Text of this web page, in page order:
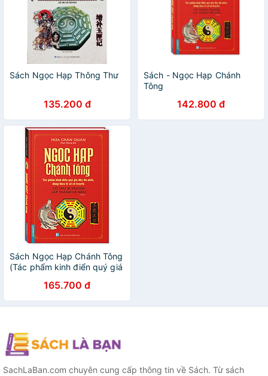
Sách Ngọc Hạp Thông Thư
135.200 đ
Sách - Ngọc Hạp Chánh
Tông
142.800 đ
Sách Ngọc Hạp Chánh Tông
(Tác phẩm kinh điển quý giá
cổ truyền) (Bìa Cứng) - Tái
Bản
165.700 đ
SachLaBan.com chuyên cung cấp thông tin về Sách. Từ sách